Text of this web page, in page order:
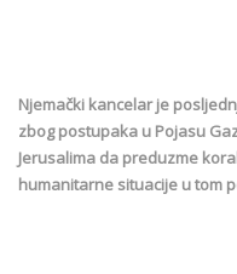
Njemački kancelar je
zbog postupaka u Pojasu
Jerusalima da preduzme
humanitarne situacije u tom